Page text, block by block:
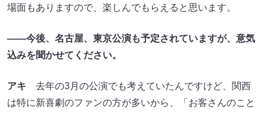
場面もありますので、楽しんでもらえると思います。
――今後、名古屋、東京公演も予定されていますが、意気
込みを聞かせてください。
アキ 去年の3月の公演でも考えていたんですけど、関西
は特に新喜劇のファンの方が多いから、「お客さんのこと